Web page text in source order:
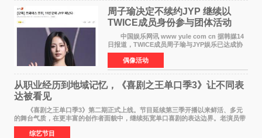
周子瑜决定不续约JYP 继续以
TWICE成员身份参与团体活动
中国娱乐网讯 www yule com cn 据韩媒14
日报道，TWICE成员周子瑜与JYP娱乐已达成协
议，不再续签个人专属合约，但她将继续参与
TWICE的完整团体活动。 周子瑜于2015年通
过生存节目《SIXTE
偶像活动
从职业经历到地域记忆，《喜剧之王单口季3》让不同表
达被看见
《喜剧之王单口季3》第二期正式上线。节目延续第三季开播以来鲜活、多元
的舞台气质，在更丰富的创作者面貌中，继续拓宽单口喜剧的表达边界。老演员带
着更加成熟的文本与舞台掌控回归，新面孔则
综艺节目